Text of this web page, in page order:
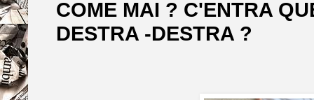
COME MAI ? C'ENTRA
DESTRA -DESTRA ?